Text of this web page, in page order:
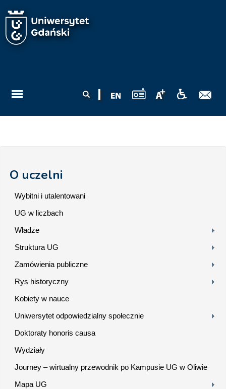
wyszukiwania
O uczelni
Wybitni i utalentowani
UG w liczbach
Władze
Struktura UG
Zamówienia publiczne
Rys historyczny
Kobiety w nauce
Uniwersytet odpowiedzialny społecznie
Doktoraty honoris causa
Wydziały
Journey – wirtualny przewodnik po Kampusie UG w Oliwie
Mapa UG